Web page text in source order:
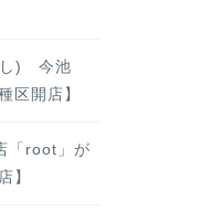
し) 今池
区開店】
「root」が
】